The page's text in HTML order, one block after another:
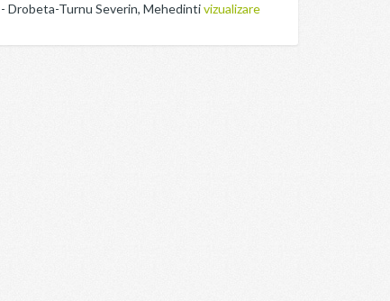
- Drobeta-Turnu Severin, Mehedintivizualizare